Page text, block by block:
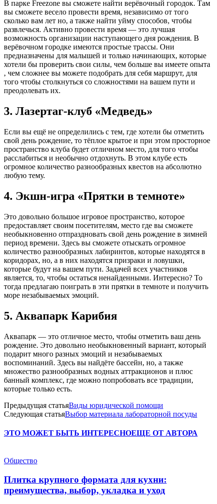
В парке Freezone вы сможете найти верёвочный городок. Там
вы сможете весело провести время, независимо от того
сколько вам лет но, а также найти уйму способов, чтобы
развлечься. Активно провести время — это лучшая
возможность организации наступающего дня рождения. В
верёвочном городке имеются простые трассы. Они
предназначены для малышей и только начинающих, которые
хотели бы проверить свои силы, чем больше вы имеете опыта
, чем сложнее вы можете подобрать для себя маршрут, для
того чтобы столкнуться со сложностями на вашем пути и
преодолевать их.
3. Лазертаг-клуб «Медведь»
Если вы ещё не определились с тем, где хотели бы отметить
свой день рождение, то тёплое крытое и при этом просторное
пространство клуба будет отличном место, для того чтобы
расслабиться и необычно отдохнуть. В этом клубе есть
огромное количество разнообразных квестов на абсолютно
любую тему.
4. Экшн-игра «Прятки в темноте»
Это довольно большое игровое пространство, которое
предоставляет своим посетителям, место где вы сможете
необыкновенно отпраздновать свой день рождение в зимней
период времени. Здесь вы сможете отыскать огромное
количество разнообразных лабиринтов, которые находятся в
коридорах, но, а в них находятся призраки и ловушки,
которые будут на вашем пути. Задачей всех участников
является, то, чтобы остаться ненайденными. Интересно? То
тогда предлагаю поиграть в эти прятки в темноте и получить
море незабываемых эмоций.
5. Аквапарк Карибия
Аквапарк — это отличное место, чтобы отметить ваш день
рождение. Это довольно необыкновенный вариант, который
подарит много разных эмоций и незабываемых
воспоминаний. Здесь вы найдёте бассейн, но, а также
множество разнообразных водных аттракционов и плюс
банный комплекс, где можно попробовать все традиции,
которые только есть.
Предыдущая статьяВиды юридической помощи
Следующая статьяВыбор материала лабораторной посуды
ЭТО МОЖЕТ БЫТЬ ИНТЕРЕСНОЕЩЕ ОТ АВТОРА
Общество
Плитка крупного формата для кухни:
преимущества, выбор, укладка и уход